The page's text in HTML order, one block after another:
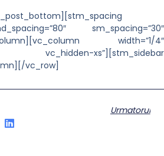
sm_spacing=”30″
width=”1/4″
vc_hidden-xs”][stm_sidebar
vc_row]
Urmatorul